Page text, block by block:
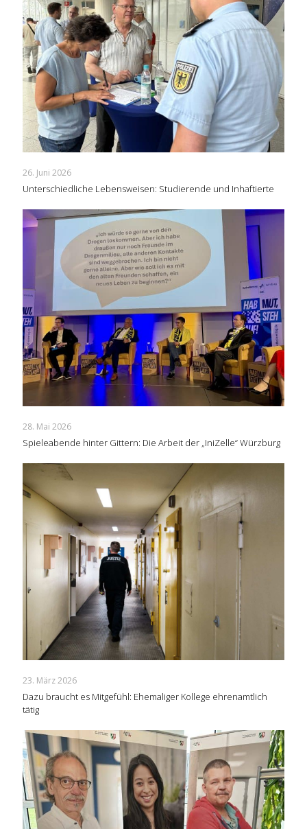
26. Juni 2026
Unterschiedliche Lebensweisen: Studierende und Inhaftierte
28. Mai 2026
Spieleabende hinter Gittern: Die Arbeit der „IniZelle“ Würzburg
23. März 2026
Dazu braucht es Mitgefühl: Ehemaliger Kollege ehrenamtlich
tätig